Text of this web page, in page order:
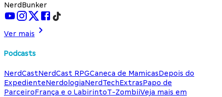
NerdBunker
Ver mais
Podcasts
NerdCastNerdCast RPGCaneca de MamicasDepois do
ExpedienteNerdologiaNerdTechExtrasPapo de
ParceiroFrança e o LabirintoT-ZombiiVeja mais em